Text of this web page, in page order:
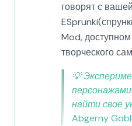
говорят с
Mod,
творческого
💡
найти свое
Abgerny